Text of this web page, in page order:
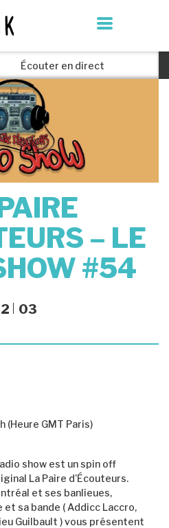
Écouter en direct
– LE
#54
03
(Heure GMT Paris)
show est un spin off
La Paire d’Écouteurs.
et ses banlieues,
sa bande ( Addicc Laccro,
Guilbault ) vous présentent